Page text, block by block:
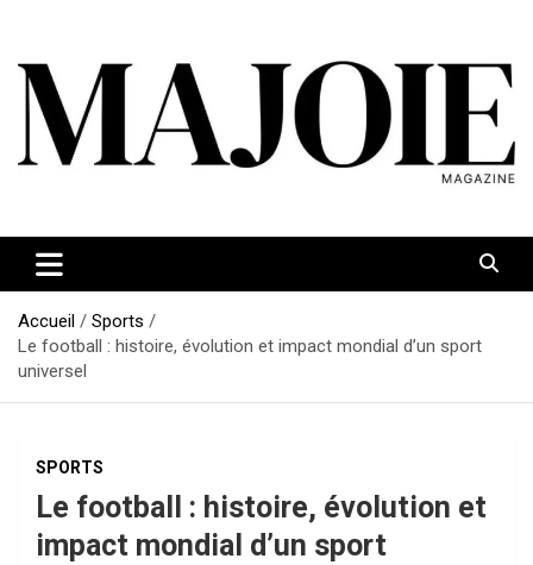
contenu
Accueil
Sports
Le football : histoire, évolution et impact mondial d’un sport
universel
SPORTS
Le football : histoire, évolution et
impact mondial d’un sport